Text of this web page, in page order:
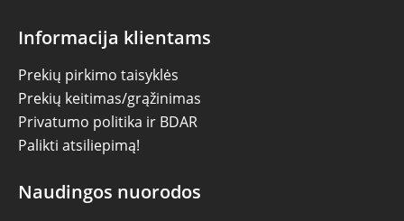
Informacija klientams
Prekių pirkimo taisyklės
Prekių keitimas/grąžinimas
Privatumo politika ir BDAR
Palikti atsiliepimą!
Naudingos nuorodos